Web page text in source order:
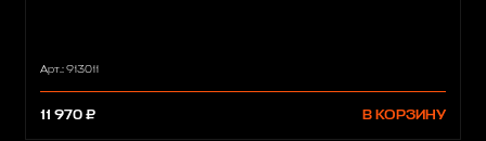
Арт.: 913011
11 970 ₽ В КОРЗИНУ